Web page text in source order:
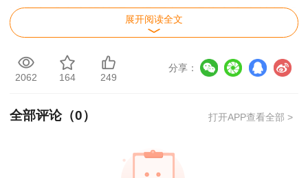
试考务成本实际情况，经研究，现将市人力社保部
门职业资格考试考务费收费标准及有关事项通知如
下。
准详见下表。
展开阅读全文
2062 164 249
分享：
全部评论（0） 打开APP查看全部 >